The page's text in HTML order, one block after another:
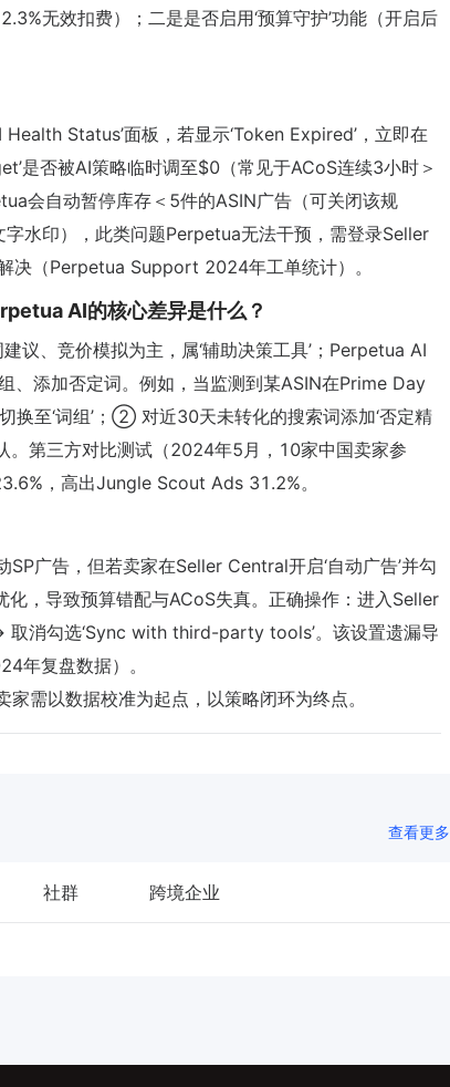
无效扣费）；二是是否启用‘预算守护’功能（开启后
Status’面板，若显示‘Token Expired’，立即在
否被AI策略临时调至$0（常见于ACoS连续3小时＞
会自动暂停库存＜5件的ASIN广告（可关闭该规
水印），此类问题Perpetua无法干预，需登录Seller
（Perpetua Support 2024年工单统计）。
AI的核心差异是什么？
议、竞价模拟为主，属‘辅助决策工具’；Perpetua AI
、添加否定词。例如，当监测到某ASIN在Prime Day
至‘词组’；② 对近30天未转化的搜索词添加‘否定精
第三方对比测试（2024年5月，10家中国卖家参
，高出Jungle Scout Ads 31.2%。
广告，但若卖家在Seller Central开启‘自动广告’并勾
化，导致预算错配与ACoS失真。正确操作：进入Seller
勾选‘Sync with third-party tools’。该设置遗漏导
年复盘数据）。
需以数据校准为起点，以策略闭环为终点。
查看更多
社群 跨境企业